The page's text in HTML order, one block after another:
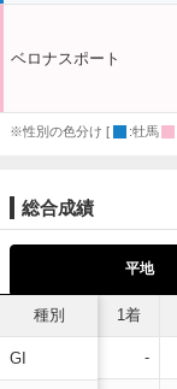
ベロナスポート
※性別の色分け [ :牡馬
総合成績
平地
種別
GI
1着
-